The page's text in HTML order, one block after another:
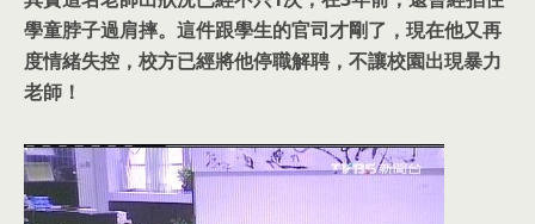
學童脖子過肩摔。這件跟學生的官司才剛了，現在他又再
度情緒失控，校方已經將他停職解聘，不讓校園出現暴力
老師！